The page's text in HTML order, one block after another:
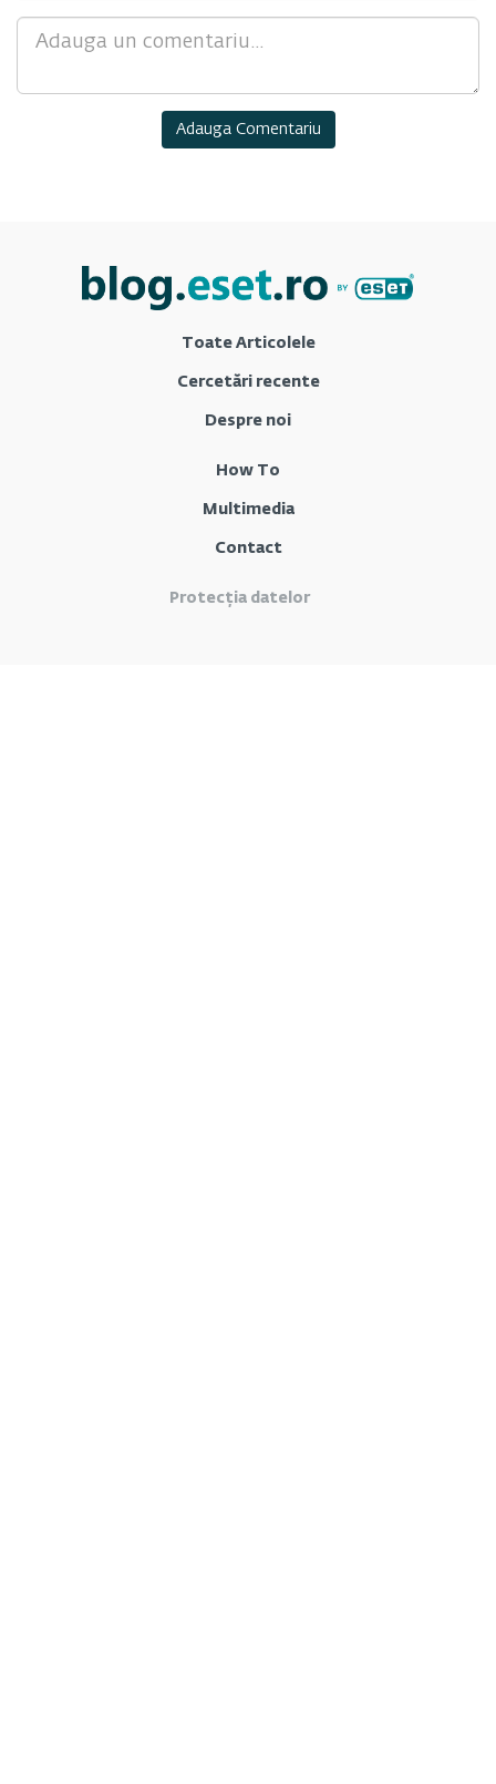
Toate Articolele
Cercetări recente
Despre noi
How To
Multimedia
Contact
Protecția datelor